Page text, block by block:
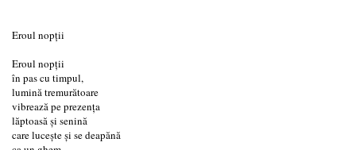
Eroul nopţii
Eroul nopţii
în pas cu timpul,
lumină tremurătoare
vibrează pe prezența
lăptoasă şi senină
care luceşte şi se deapănă